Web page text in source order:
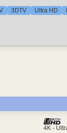
3DTV Ultra HD
4K -